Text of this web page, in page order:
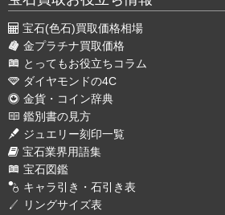
宝石(色石)買取価格相場
金プラチナ買取価格
とってもお役立ちコラム
ダイヤモンドの4C
金貨・コイン辞典
鑑別書の見方
ジュエリー刻印一覧
宝石業界用語集
宝石図鑑
キャラ引き・石引き表
リングサイズ表